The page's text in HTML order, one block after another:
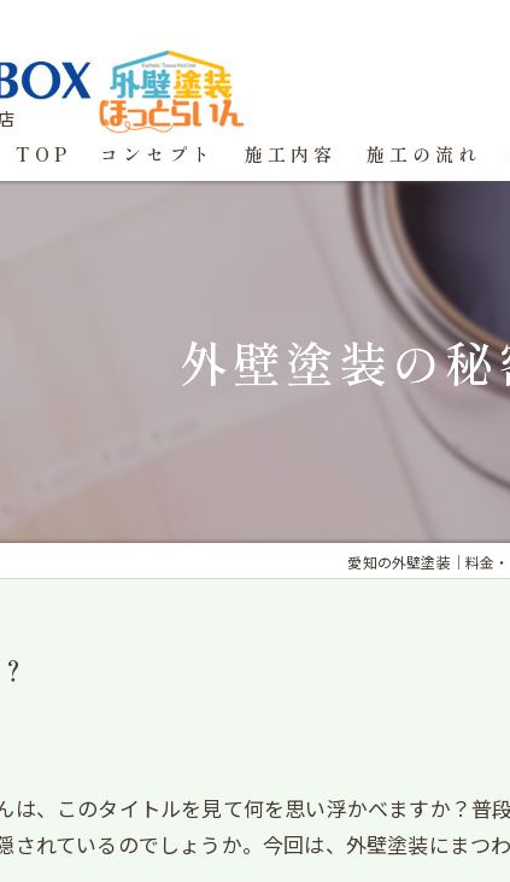
TOP コンセプト 施工内容 施工の流れ
外壁塗装の
愛知の外壁塗装｜料金
は、このタイトルを見て何を思い浮かべますか？
されているのでしょうか。今回は、外壁塗装にまつ